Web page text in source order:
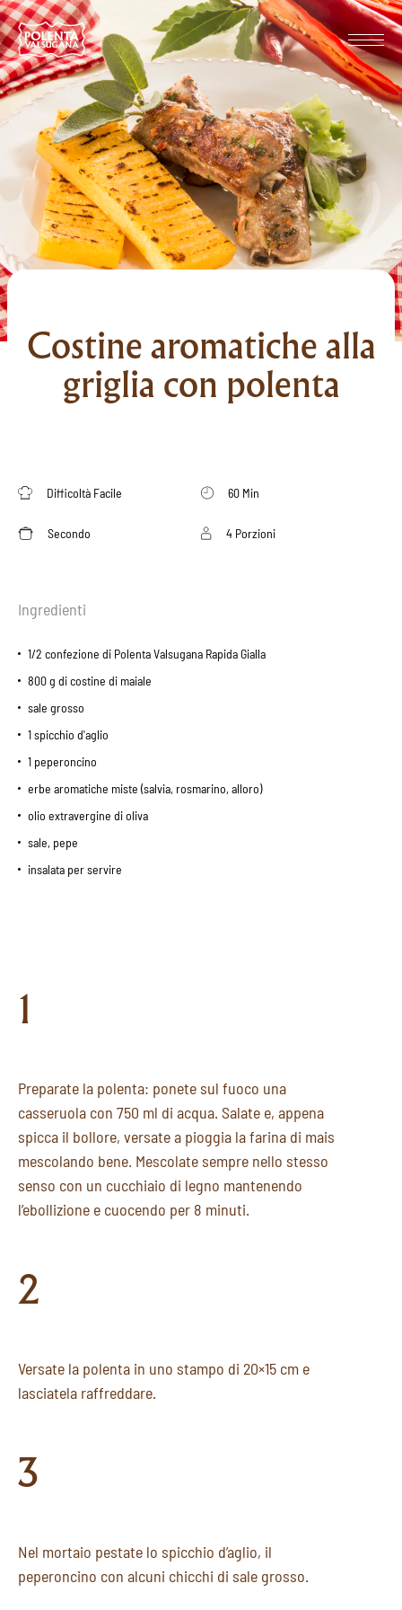
Costine aromatiche alla
griglia con polenta
Difficoltà Facile 60 Min
Secondo 4 Porzioni
Ingredienti
1/2 confezione di Polenta Valsugana Rapida Gialla
800 g di costine di maiale
sale grosso
1 spicchio d'aglio
1 peperoncino
erbe aromatiche miste (salvia, rosmarino, alloro)
olio extravergine di oliva
sale, pepe
insalata per servire
1
Preparate la polenta: ponete sul fuoco una
casseruola con 750 ml di acqua. Salate e, appena
spicca il bollore, versate a pioggia la farina di mais
mescolando bene. Mescolate sempre nello stesso
senso con un cucchiaio di legno mantenendo
l’ebollizione e cuocendo per 8 minuti.
2
Versate la polenta in uno stampo di 20×15 cm e
lasciatela raffreddare.
3
Nel mortaio pestate lo spicchio d’aglio, il
peperoncino con alcuni chicchi di sale grosso.